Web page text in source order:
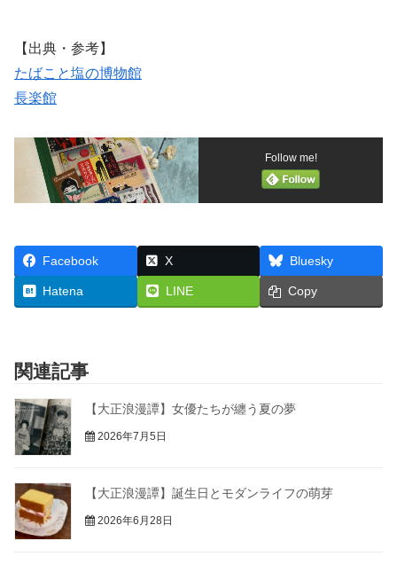
【出典・参考】
たばこと塩の博物館
長楽館
Follow me!
Facebook X Bluesky
Hatena LINE Copy
関連記事
【大正浪漫譚】女優たちが纏う夏の夢
2026年7月5日
【大正浪漫譚】誕生日とモダンライフの萌芽
2026年6月28日